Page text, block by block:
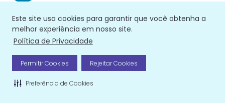
Este site usa cookies para garantir que você obtenha a
melhor experiência em nosso site.
Política de Privacidade
Permitir Cookies Rejeitar Cookies
Preferência de Cookies